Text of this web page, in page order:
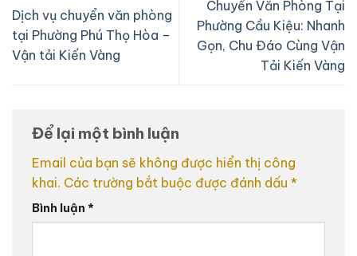
Dịch vụ chuyển văn phòng
tại Phường Phú Thọ Hòa –
Vận tải Kiến Vàng
Chuyển Văn Phòng Tại
Phường Cầu Kiệu: Nhanh
Gọn, Chu Đáo Cùng Vận
Tải Kiến Vàng
Để lại một bình luận
Email của bạn sẽ không được hiển thị công
khai. Các trường bắt buộc được đánh dấu *
Bình luận *